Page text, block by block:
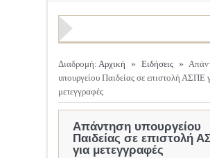
Διαδρομή: Αρχική » Ειδήσεις »
υπουργείου Παιδείας σε επιστολή ΑΣΠΕ
μετεγγραφές
Απάντηση υπουργείου
Παιδείας σε επιστολή
για μετεγγραφές